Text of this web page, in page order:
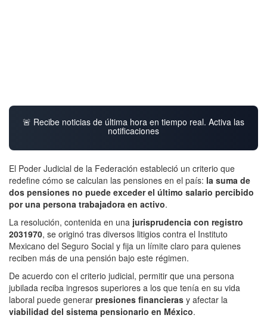
🚨 Recibe noticias de última hora en tiempo real. Activa las
notificaciones
El Poder Judicial de la Federación estableció un criterio que
redefine cómo se calculan las pensiones en el país: la suma de
dos pensiones no puede exceder el último salario percibido
por una persona trabajadora en activo.
La resolución, contenida en una jurisprudencia con registro
2031970, se originó tras diversos litigios contra el Instituto
Mexicano del Seguro Social y fija un límite claro para quienes
reciben más de una pensión bajo este régimen.
De acuerdo con el criterio judicial, permitir que una persona
jubilada reciba ingresos superiores a los que tenía en su vida
laboral puede generar presiones financieras y afectar la
viabilidad del sistema pensionario en México.